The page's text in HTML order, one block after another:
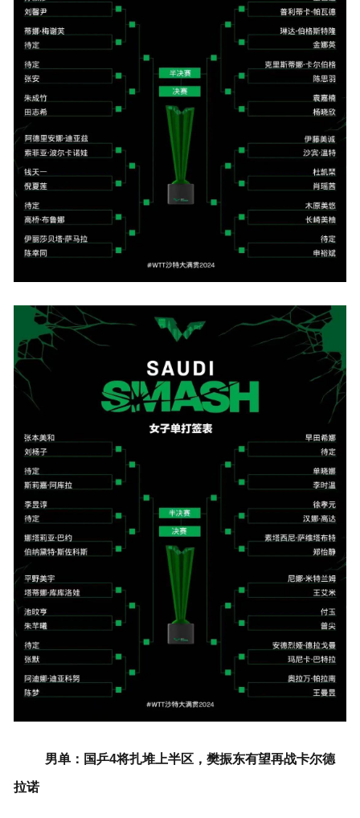
男单：国乒4将扎堆上半区，樊振东有望再战卡尔德
拉诺